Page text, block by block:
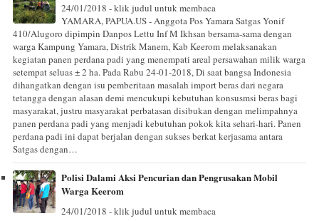
24/01/2018 - klik judul untuk membaca
YAMARA, PAPUA.US - Anggota Pos Yamara Satgas Yonif
410/Alugoro dipimpin Danpos Lettu Inf M Ikhsan bersama-sama dengan
warga Kampung Yamara, Distrik Manem, Kab Keerom melaksanakan
kegiatan panen perdana padi yang menempati areal persawahan milik warga
setempat seluas ± 2 ha. Pada Rabu 24-01-2018, Di saat bangsa Indonesia
dihangatkan dengan isu pemberitaan masalah import beras dari negara
tetangga dengan alasan demi mencukupi kebutuhan konsusmsi beras bagi
masyarakat, justru masyarakat perbatasan disibukan dengan melimpahnya
panen perdana padi yang menjadi kebutuhan pokok kita sehari-hari. Panen
perdana padi ini dapat berjalan dengan sukses berkat kerjasama antara
Satgas dengan…
Polisi Dalami Aksi Pencurian dan Pengrusakan Mobil
Warga Keerom
24/01/2018 - klik judul untuk membaca